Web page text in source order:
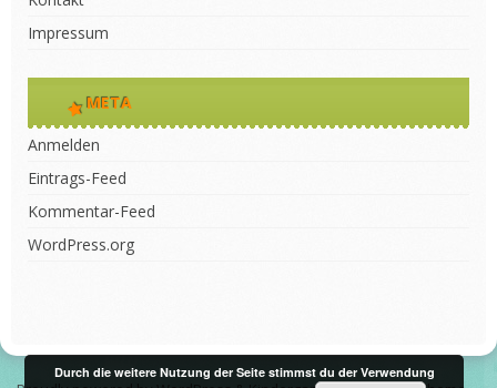
Impressum
META
Anmelden
Eintrags-Feed
Kommentar-Feed
WordPress.org
Durch die weitere Nutzung der Seite stimmst du der Verwendung